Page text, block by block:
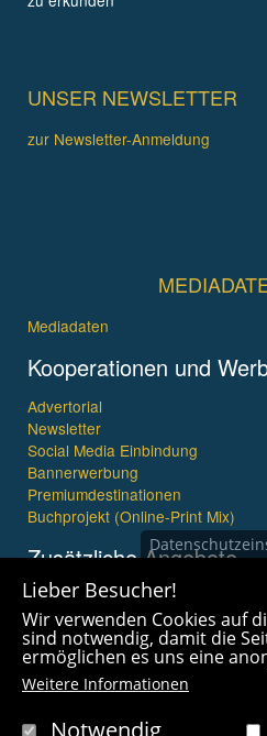
UNSER NEWSLETTER
zur Newsletter-Anmeldung
Mediadaten
Kooperationen und
Advertorial
Newsletter
Social Media Einbindung
Bannerwerbung
Premiumdestinationen
Buchprojekt (Online-Print Mix)
Zusätzliche Angebote
Imagefilme und mehr
360° x 360° Fotografie
Lieber Besucher!
Wir verwenden Cookies auf
sind notwendig, damit die
ermöglichen es uns eine
Weitere Informationen
Notwendig